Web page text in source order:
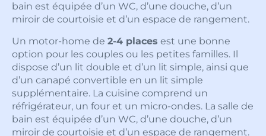
bain est équipée d’un WC, d’une douche, d’un
miroir de courtoisie et d’un espace de rangement.
Un motor-home de 2-4 places est une bonne
option pour les couples ou les petites familles. Il
dispose d’un lit double et d’un lit simple, ainsi que
d’un canapé convertible en un lit simple
supplémentaire. La cuisine comprend un
réfrigérateur, un four et un micro-ondes. La salle de
bain est équipée d’un WC, d’une douche, d’un
miroir de courtoisie et d’un espace de rangement.